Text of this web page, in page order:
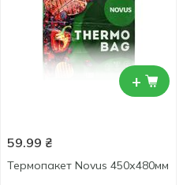
+
59.99 ₴
Термопакет Novus 450х480мм